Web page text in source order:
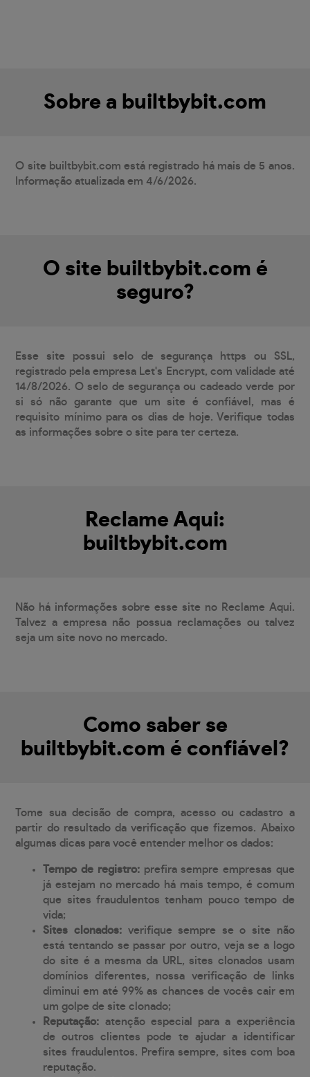
Sobre a builtbybit.com
O site builtbybit.com está registrado há mais de 5 anos.
Informação atualizada em 4/6/2026.
O site builtbybit.com é
seguro?
Esse site possui selo de segurança https ou SSL,
registrado pela empresa Let's Encrypt, com validade até
14/8/2026. O selo de segurança ou cadeado verde por
si só não garante que um site é confiável, mas é
requisito mínimo para os dias de hoje. Verifique todas
as informações sobre o site para ter certeza.
Reclame Aqui:
builtbybit.com
Não há informações sobre esse site no Reclame Aqui.
Talvez a empresa não possua reclamações ou talvez
seja um site novo no mercado.
Como saber se
builtbybit.com é confiável?
Tome sua decisão de compra, acesso ou cadastro a
partir do resultado da verificação que fizemos. Abaixo
algumas dicas para você entender melhor os dados:
Tempo de registro: prefira sempre empresas que
já estejam no mercado há mais tempo, é comum
que sites fraudulentos tenham pouco tempo de
vida;
Sites clonados: verifique sempre se o site não
está tentando se passar por outro, veja se a logo
do site é a mesma da URL, sites clonados usam
domínios diferentes, nossa verificação de links
diminui em até 99% as chances de vocês cair em
um golpe de site clonado;
Reputação: atenção especial para a experiência
de outros clientes pode te ajudar a identificar
sites fraudulentos. Prefira sempre, sites com boa
reputação.